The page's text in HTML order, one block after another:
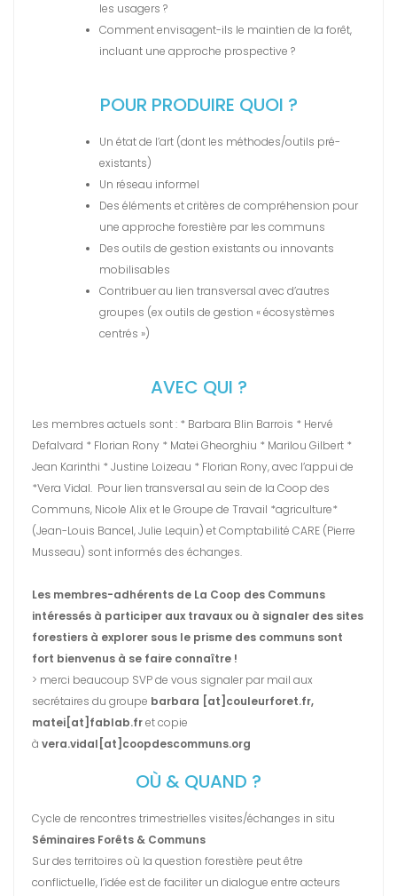
les usagers ?
Comment envisagent-ils le maintien de la forêt,
incluant une approche prospective ?
POUR PRODUIRE QUOI ?
Un état de l’art (dont les méthodes/outils pré-
existants)
Un réseau informel
Des éléments et critères de compréhension pour
une approche forestière par les communs
Des outils de gestion existants ou innovants
mobilisables
Contribuer au lien transversal avec d’autres
groupes (ex outils de gestion « écosystèmes
centrés »)
AVEC QUI ?
Les membres actuels sont : * Barbara Blin Barrois * Hervé
Defalvard * Florian Rony * Matei Gheorghiu * Marilou Gilbert *
Jean Karinthi * Justine Loizeau * Florian Rony, avec l’appui de
*Vera Vidal. Pour lien transversal au sein de la Coop des
Communs, Nicole Alix et le Groupe de Travail *agriculture*
(Jean-Louis Bancel, Julie Lequin) et Comptabilité CARE (Pierre
Musseau) sont informés des échanges.
Les membres-adhérents de La Coop des Communs
intéressés à participer aux travaux ou à signaler des sites
forestiers à explorer sous le prisme des communs sont
fort bienvenus à se faire connaître !
> merci beaucoup SVP de vous signaler par mail aux
secrétaires du groupe barbara [at]couleurforet.fr,
matei[at]fablab.fret copie
à vera.vidal[at]coopdescommuns.org
OÙ & QUAND ?
Cycle de rencontres trimestrielles visites/échanges in situ
Séminaires Forêts & Communs
Sur des territoires où la question forestière peut être
conflictuelle, l’idée est de faciliter un dialogue entre acteurs